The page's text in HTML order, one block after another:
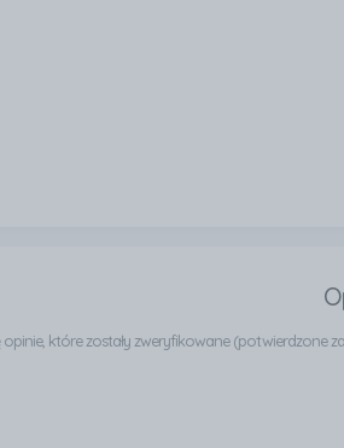
opinie, które zostały zweryfikowane (potwierdzone